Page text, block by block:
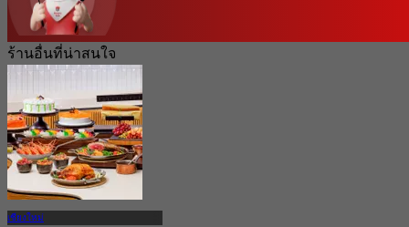
ร้านอื่นที่น่าสนใจ
เชียงใหม่